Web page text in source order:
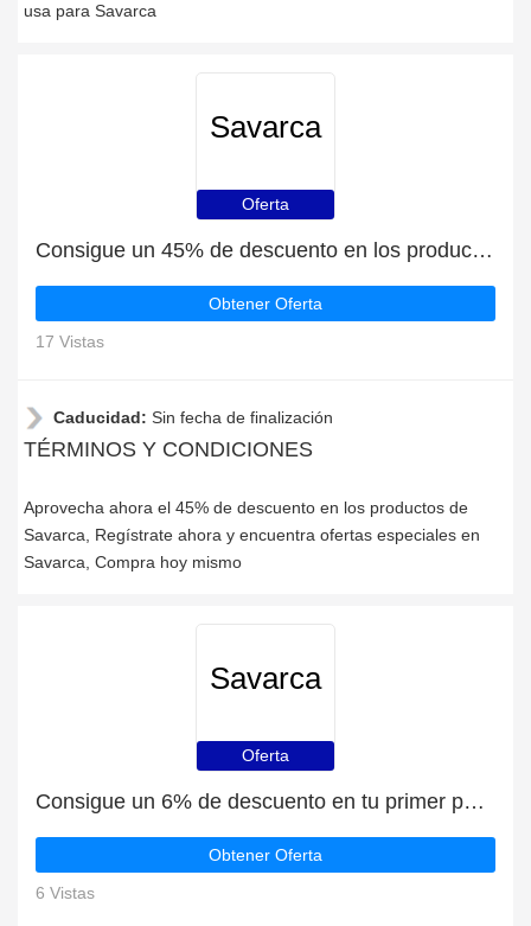
usa para Savarca
Savarca
Oferta
Consigue un 45% de descuento en los productos de Savarca | caduca pronto
Obtener Oferta
17 Vistas
Caducidad: Sin fecha de finalización
TÉRMINOS Y CONDICIONES
Aprovecha ahora el 45% de descuento en los productos de
Savarca, Regístrate ahora y encuentra ofertas especiales en
Savarca, Compra hoy mismo
Savarca
Oferta
Consigue un 6% de descuento en tu primer pedido en Savarca
Obtener Oferta
6 Vistas